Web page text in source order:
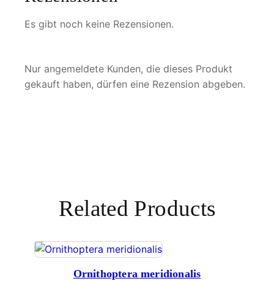
Es gibt noch keine Rezensionen.
Nur angemeldete Kunden, die dieses Produkt
gekauft haben, dürfen eine Rezension abgeben.
Related Products
Ornithoptera meridionalis